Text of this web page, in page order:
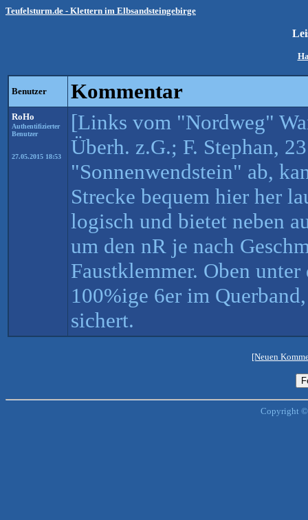
Teufelsturm.de - Klettern im Elbsandsteingebirge
Benutzer Kommentar
RoHo
Authentifizierter
Benutzer
27.05.2015 18:53
[Links vom "Nordweg"
Überh. z.G.; F. Stephan,
"Sonnenwendstein" ab,
Strecke bequem hier her
logisch und bietet neben
um den nR je nach
Faustklemmer. Oben
100%ige 6er im
sichert.
[Neuen
Copyright ©